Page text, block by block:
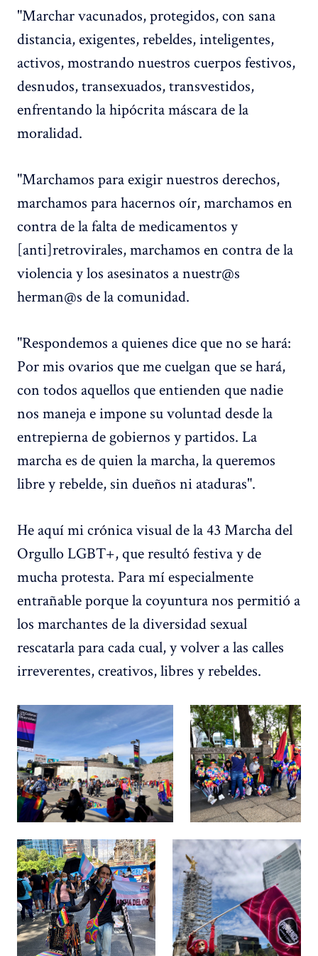
"Marchar vacunados, protegidos, con sana
distancia, exigentes, rebeldes, inteligentes,
activos, mostrando nuestros cuerpos festivos,
desnudos, transexuados, transvestidos,
enfrentando la hipócrita máscara de la
moralidad.
"Marchamos para exigir nuestros derechos,
marchamos para hacernos oír, marchamos en
contra de la falta de medicamentos y
[anti]retrovirales, marchamos en contra de la
violencia y los asesinatos a nuestr@s
herman@s de la comunidad.
"Respondemos a quienes dice que no se hará:
Por mis ovarios que me cuelgan que se hará,
con todos aquellos que entienden que nadie
nos maneja e impone su voluntad desde la
entrepierna de gobiernos y partidos. La
marcha es de quien la marcha, la queremos
libre y rebelde, sin dueños ni ataduras".
He aquí mi crónica visual de la 43 Marcha del
Orgullo LGBT+, que resultó festiva y de
mucha protesta. Para mí especialmente
entrañable porque la coyuntura nos permitió a
los marchantes de la diversidad sexual
rescatarla para cada cual, y volver a las calles
irreverentes, creativos, libres y rebeldes.